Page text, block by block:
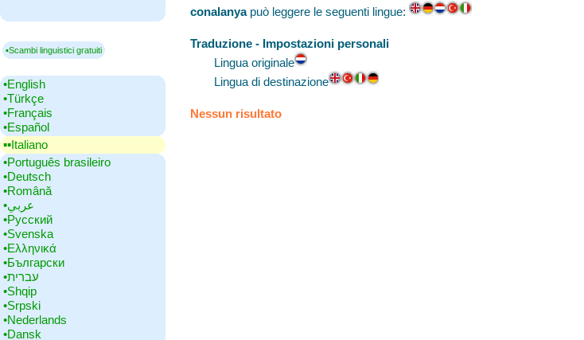
▪Scambi linguistici gratuiti
•‎English
•‎Türkçe
•‎Français
•‎Español
▪▪‎Italiano
•‎Português brasileiro
•‎Deutsch
•‎Română
•‎عربي
•‎Русский
•‎Svenska
•‎Ελληνικά
•‎Български
•‎עברית
•‎Shqip
•‎Srpski
•‎Nederlands
•‎Dansk
conalanyapuò leggere le seguenti lingue:
Traduzione - Impostazioni personali
Lingua originale
Lingua di destinazione
Nessun risultato